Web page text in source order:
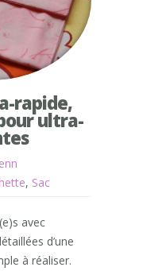
rapide,
ultra-
, Sac
avec
d’une
à réaliser.